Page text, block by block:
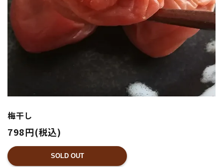
梅干し
798円(税込)
SOLD OUT